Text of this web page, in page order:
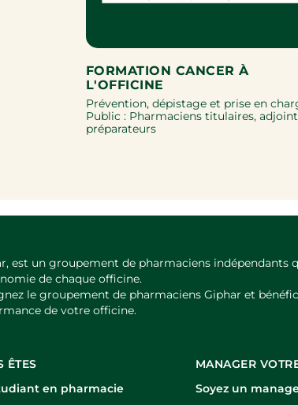
FORMATION CANCER À
L'OFFICINE
Prévention, dépistage et prise en
Public : Pharmaciens titulaires,
préparateurs
est un groupement de pharmaciens indépendants
de chaque officine.
le groupement de pharmaciens Giphar et
de votre officine.
ÊTES
en pharmacie
MANAGER
Soyez un